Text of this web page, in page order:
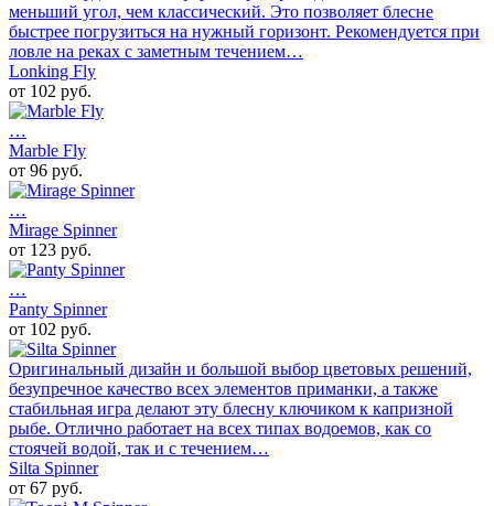
меньший угол, чем классический. Это позволяет блесне
быстрее погрузиться на нужный горизонт. Рекомендуется при
ловле на реках с заметным течением…
Lonking Fly
от 102 руб.
…
Marble Fly
от 96 руб.
…
Mirage Spinner
от 123 руб.
…
Panty Spinner
от 102 руб.
Оригинальный дизайн и большой выбор цветовых решений,
безупречное качество всех элементов приманки, а также
стабильная игра делают эту блесну ключиком к капризной
рыбе. Отлично работает на всех типах водоемов, как со
стоячей водой, так и с течением…
Silta Spinner
от 67 руб.